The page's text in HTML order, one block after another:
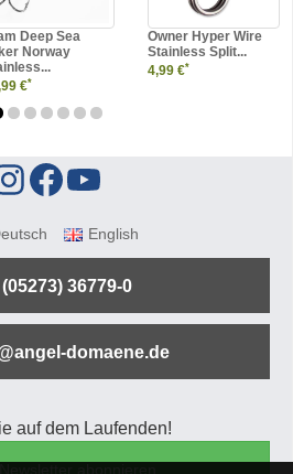
Deep Sea
Norway
€*
Owner Hyper Wire
Stainless Split...
4,99 €*
English
(05273) 36779-0
domaene.de
auf dem Laufenden!